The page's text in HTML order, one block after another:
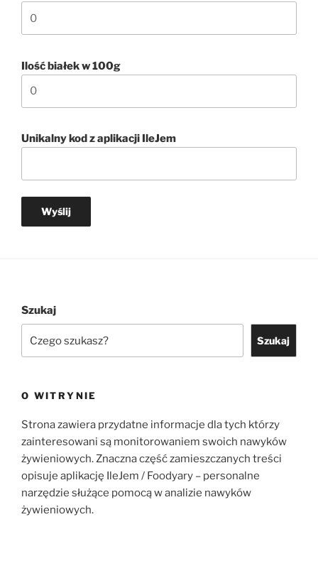
Ilość białek w 100g
Unikalny kod z aplikacji IleJem
Szukaj
Szukaj
O WITRYNIE
Strona zawiera przydatne informacje dla tych którzy
zainteresowani są monitorowaniem swoich nawyków
żywieniowych. Znaczna część zamieszczanych treści
opisuje aplikację IleJem / Foodyary – personalne
narzędzie służące pomocą w analizie nawyków
żywieniowych.